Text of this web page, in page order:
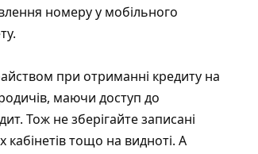
номеру у мобільного
при отриманні кредиту на
маючи доступ до
Тож не зберігайте записані
кабінетів тощо на видноті. А